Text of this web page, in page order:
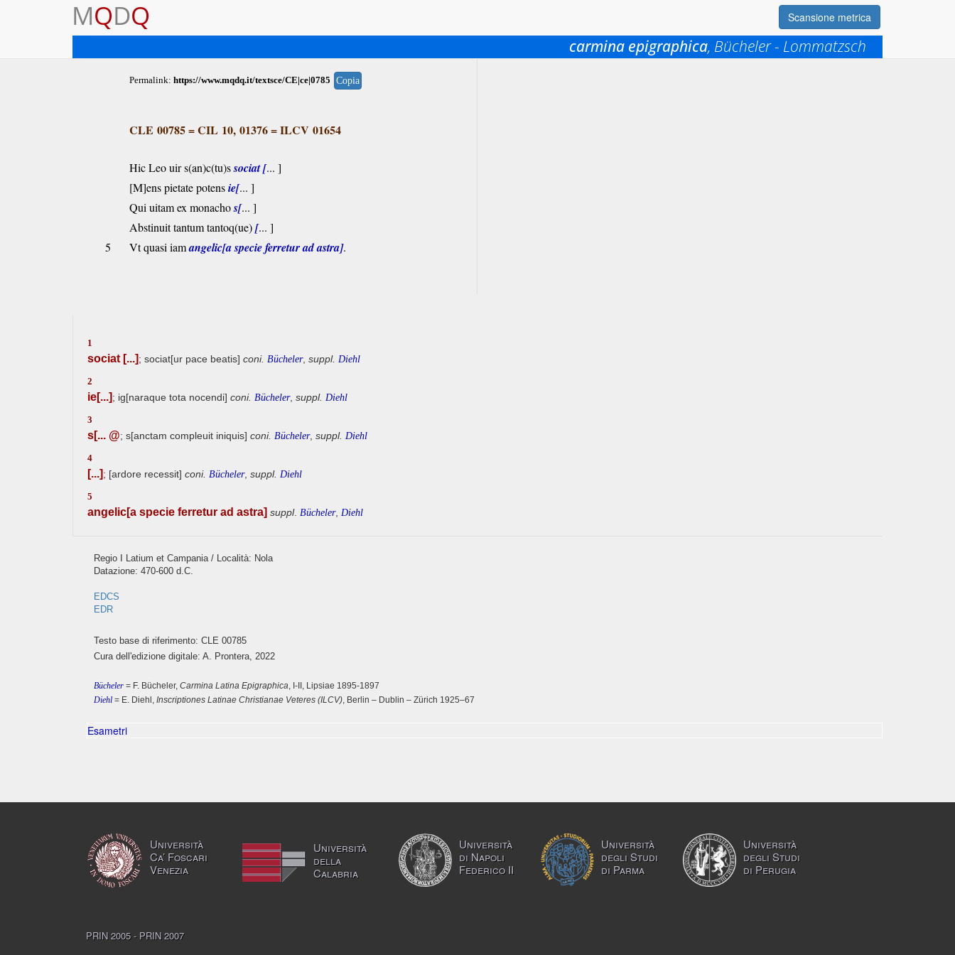
MQDQ Scansione metrica
carmina epigraphica, Bücheler - Lommatzsch
Permalink: https://www.mqdq.it/textsce/CE|ce|0785 Copia
CLE 00785=CIL 10, 01376=ILCV 01654
Hic Leo uir s(an)c(tu)ssociat [... ]
[M]ens pietate potensie[... ]
Qui uitam ex monachos[... ]
Abstinuit tantum tantoq(ue)[... ]
5
Vt quasi iamangelic[a specie ferretur ad astra].
1
sociat [...]; sociat[ur pace beatis] coni. Bücheler, suppl. Diehl
2
ie[...]; ig[naraque tota nocendi] coni. Bücheler, suppl. Diehl
3
s[... @; s[anctam compleuit iniquis] coni. Bücheler, suppl. Diehl
4
[...]; [ardore recessit] coni. Bücheler, suppl. Diehl
5
angelic[a specie ferretur ad astra] suppl. Bücheler, Diehl
Regio I Latium et Campania / Località: Nola
Datazione: 470-600 d.C.
EDCS
EDR
Testo base di riferimento: CLE 00785
Cura dell'edizione digitale: A. Prontera, 2022
Bücheler = F. Bücheler, Carmina Latina Epigraphica, I-II, Lipsiae 1895-1897
Diehl = E. Diehl, Inscriptiones Latinae Christianae Veteres (ILCV), Berlin – Dublin – Zürich 1925–67
Esametri
Università
Ca’ Foscari
Venezia
Università
della
Calabria
Università
di Napoli
Federico II
Università
degli Studi
di Parma
Università
degli Studi
di Perugia
PRIN 2005 - PRIN 2007